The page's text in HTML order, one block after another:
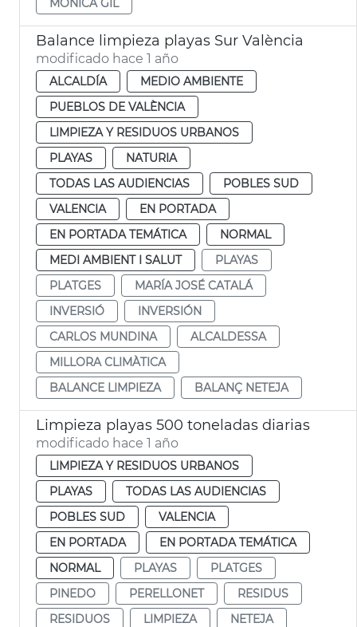
Balance limpieza playas Sur València
modificado hace 1 año
ALCALDÍA
MEDIO AMBIENTE
PUEBLOS DE VALÈNCIA
LIMPIEZA Y RESIDUOS URBANOS
PLAYAS
NATURIA
TODAS LAS AUDIENCIAS
POBLES SUD
VALENCIA
EN PORTADA
EN PORTADA TEMÁTICA
NORMAL
MEDI AMBIENT I SALUT
PLAYAS
PLATGES
MARÍA JOSÉ CATALÁ
INVERSIÓ
INVERSIÓN
CARLOS MUNDINA
ALCALDESSA
MILLORA CLIMÀTICA
BALANCE LIMPIEZA
BALANÇ NETEJA
Limpieza playas 500 toneladas diarias
modificado hace 1 año
LIMPIEZA Y RESIDUOS URBANOS
PLAYAS
TODAS LAS AUDIENCIAS
POBLES SUD
VALENCIA
EN PORTADA
EN PORTADA TEMÁTICA
NORMAL
PLAYAS
PLATGES
PINEDO
PERELLONET
RESIDUS
RESIDUOS
LIMPIEZA
NETEJA